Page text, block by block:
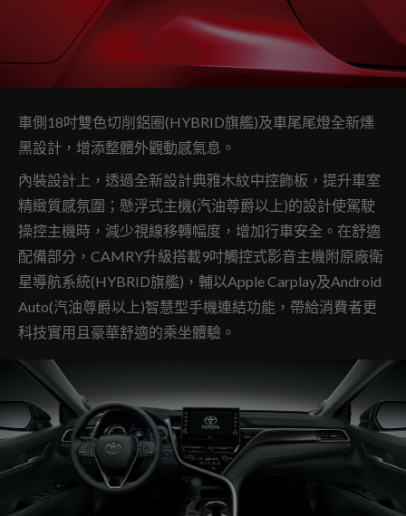
車側18吋雙色切削鋁圈(HYBRID旗艦)及車尾尾燈全新燻
黑設計，增添整體外觀動感氣息。
內裝設計上，透過全新設計典雅木紋中控飾板，提升車室
精緻質感氛圍；懸浮式主機(汽油尊爵以上)的設計使駕駛
操控主機時，減少視線移轉幅度，增加行車安全。在舒適
配備部分，CAMRY升級搭載9吋觸控式影音主機附原廠衛
星導航系統(HYBRID旗艦)，輔以Apple Carplay及Android
Auto(汽油尊爵以上)智慧型手機連結功能，帶給消費者更
科技實用且豪華舒適的乘坐體驗。